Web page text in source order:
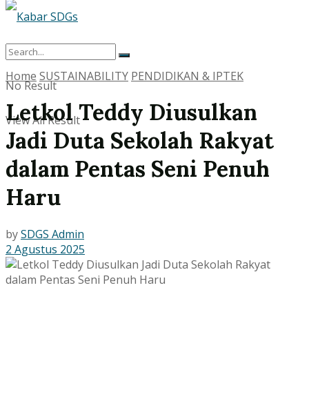
No Result
View All Result
Home SUSTAINABILITY PENDIDIKAN & IPTEK
Letkol Teddy Diusulkan
Jadi Duta Sekolah Rakyat
dalam Pentas Seni Penuh
Haru
bySDGS Admin
2 Agustus 2025